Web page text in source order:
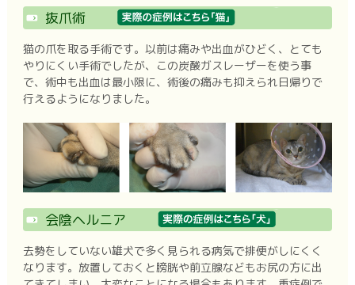
抜爪術
猫の爪を取る手術です。以前は痛みや出血がひどく、とても
やりにくい手術でしたが、この炭酸ガスレーザーを使う事
で、術中も出血は最小限に、術後の痛みも抑えられ日帰りで
行えるようになりました。
会陰ヘルニア
去勢をしていない雄犬で多く見られる病気で排便がしにくく
なります。放置しておくと膀胱や前立腺などもお尻の方に出